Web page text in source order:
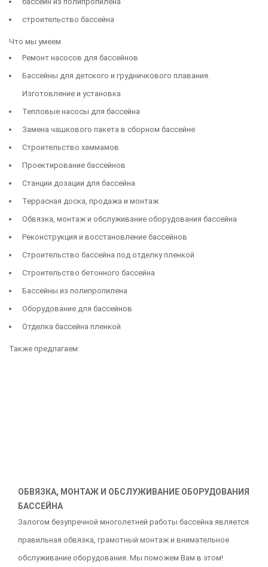
строительство бассейна
Что мы умеем
Ремонт насосов для бассейнов
Бассейны для детского и грудничкового плавания.
Изготовление и установка
Тепловые насосы для бассейна
Замена чашкового пакета в сборном бассейне
Строительство хаммамов
Проектирование басcейнов
Станции дозации для бассейна
Террасная доска, продажа и монтаж
Обвязка, монтаж и обслуживание оборудования бассейна
Реконструкция и восстановление бассейнов
Строительство бассейна под отделку пленкой
Строительство бетонного бассейна
Бассейны из полипропилена
Оборудование для бассейнов
Отделка бассейна пленкой
Также предлагаем:
ОБВЯЗКА, МОНТАЖ И ОБСЛУЖИВАНИЕ ОБОРУДОВАНИЯ
БАССЕЙНА
Залогом безупречной многолетней работы бассейна является
правильная обвязка, грамотный монтаж и внимательное
обслуживание оборудования. Мы поможем Вам в этом!